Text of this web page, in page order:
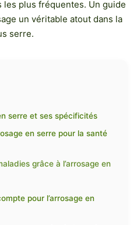
plus fréquentes. Un guide
un véritable atout dans la
serre.
serre et ses spécificités
en serre pour la santé
grâce à l’arrosage en
pour l’arrosage en